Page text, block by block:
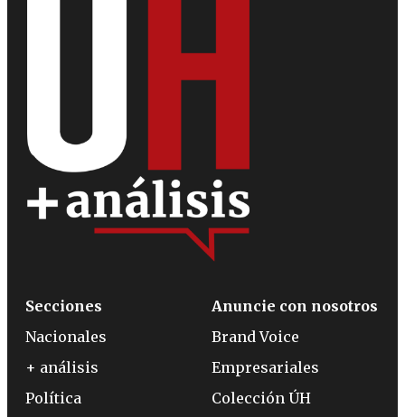
Secciones
Nacionales
+ análisis
Política
Anuncie con nosotros
Brand Voice
Empresariales
Colección ÚH